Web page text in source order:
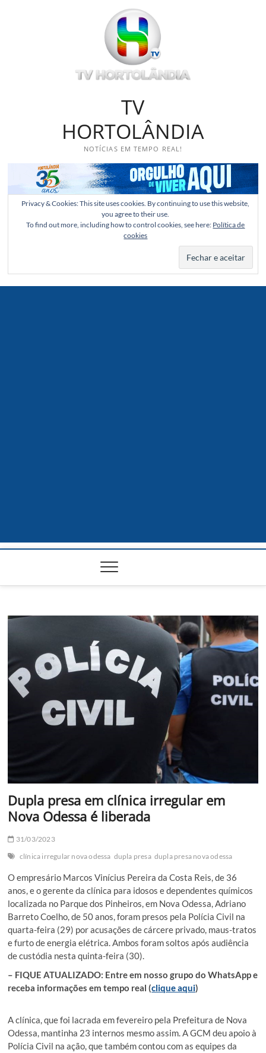
TV
HORTOLÂNDIA
NOTÍCIAS EM TEMPO REAL!
Privacy & Cookies: This site uses cookies. By continuing to use this website,
you agree to their use.
To find out more, including how to control cookies, see here: Política de
cookies
Dupla presa em clínica irregular em
Nova Odessa é liberada
31/03/2023
clínica irregular nova odessa dupla presa dupla presa nova odessa
O empresário Marcos Vinícius Pereira da Costa Reis, de 36
anos, e o gerente da clínica para idosos e dependentes químicos
localizada no Parque dos Pinheiros, em Nova Odessa, Adriano
Barreto Coelho, de 50 anos, foram presos pela Polícia Civil na
quarta-feira (29) por acusações de cárcere privado, maus-tratos
e furto de energia elétrica. Ambos foram soltos após audiência
de custódia nesta quinta-feira (30).
– FIQUE ATUALIZADO: Entre em nosso grupo do WhatsApp e
receba informações em tempo real (clique aqui)
A clínica, que foi lacrada em fevereiro pela Prefeitura de Nova
Odessa, mantinha 23 internos mesmo assim. A GCM deu apoio à
Polícia Civil na ação, que também contou com as equipes da